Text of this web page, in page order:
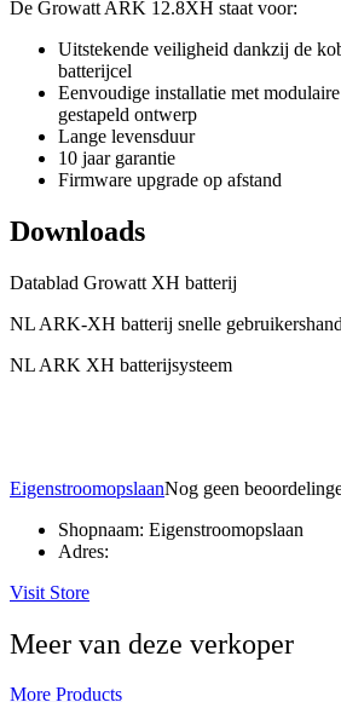
De Growatt ARK 12.8XH staat voor:
Uitstekende veiligheid dankzij de
batterijcel
Eenvoudige installatie met
gestapeld ontwerp
Lange levensduur
10 jaar garantie
Firmware upgrade op afstand
Downloads
Datablad Growatt XH batterij
NL ARK-XH batterij snelle
NL ARK XH batterijsysteem
EigenstroomopslaanNog geen
Shopnaam: Eigenstroomopslaan
Adres:
Visit Store
Meer van deze verkoper
More Products